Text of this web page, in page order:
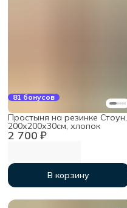
81 бонусов
2 700 ₽
Простыня на резинке Стоун,
200х200х30см, хлопок
В корзину